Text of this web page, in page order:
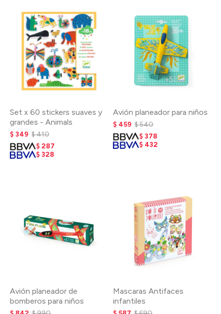
Set x 60 stickers suaves y
grandes - Animals
$ 349 $410
$ 287
$ 328
Avión planeador para niños
$ 459 $540
$ 378
$ 432
Avión planeador de
bomberos para niños
Mascaras Antifaces
infantiles